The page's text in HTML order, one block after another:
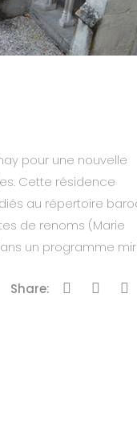
pour une nouvelle
Cette résidence
au répertoire
de renoms (Marie
un programme
Share: